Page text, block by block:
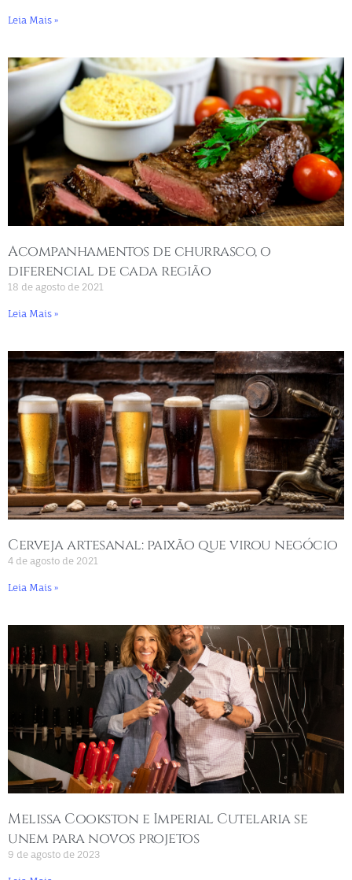
Leia Mais »
Acompanhamentos de churrasco, o
diferencial de cada região
18 de agosto de 2021
Leia Mais »
Cerveja artesanal: paixão que virou negócio
4 de agosto de 2021
Leia Mais »
Melissa Cookston e Imperial Cutelaria se
unem para novos projetos
9 de agosto de 2023